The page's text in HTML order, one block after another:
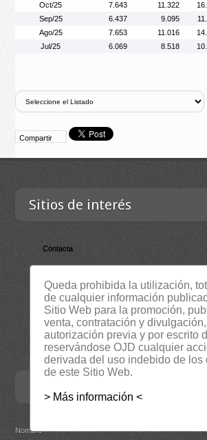
Oct/25
7.643 11.322
Sep/25
6.437 9.095
Ago/25
7.653 11.016
Jul/25
6.069 8.518
Compartir
Sitios de interés
Contacta
Empresa
Lista Certificados
RSS
Servicios
Suscripción Newsletter
Nombre*
Queda prohibida la utilización,
de cualquier información
Sitio Web para la promoción,
venta, contratación y
autorización previa y por escrito
reservándose OJD cualquier
derivada del uso indebido de los
de este Sitio Web.
> Más información <